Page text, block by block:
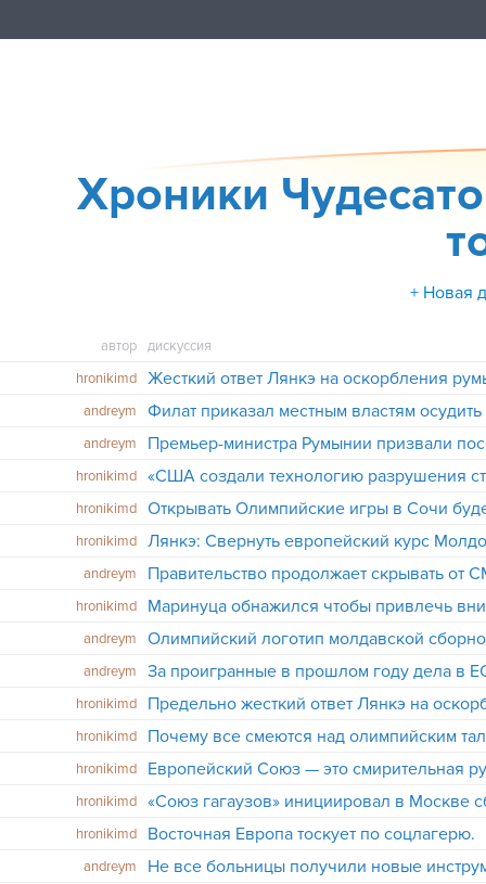
Хроники
+ Новая
автор
дискуссия
hronikimd
andreym
andreym
Премьер-министра Румынии призвали
hronikimd «США создали технологию разрушения
hronikimd
hronikimd
Лянкэ: Cвернуть европейский курс
andreym Правительство продолжает скрывать
hronikimd
andreym
andreym
hronikimd
hronikimd
Почему все смеются над олимпийским
hronikimd
hronikimd
hronikimd
Восточная Европа тоскует по соцлагерю.
andreym